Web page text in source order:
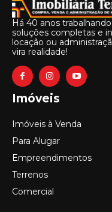
Há 40 anos
soluções completas e
locação ou
vira realidade!
Imóveis
Imóveis à Venda
Para Alugar
Empreendimentos
Terrenos
Comercial